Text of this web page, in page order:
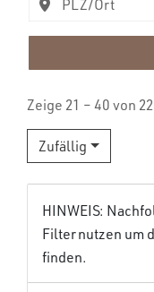
Zeige 21 – 40 von
Zufällig
HINWEIS:
Filter nutzen um
finden.